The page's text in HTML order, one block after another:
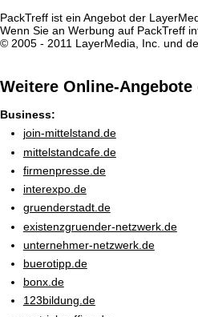
PackTreff ist ein Angebot der
Wenn Sie an Werbung auf PackTreff
© 2005 - 2011 LayerMedia, Inc. und
Weitere Online-
Business:
join-mittelstand.de
mittelstandcafe.de
firmenpresse.de
interexpo.de
gruenderstadt.de
existenzgruender-netzwerk.de
unternehmer-netzwerk.de
buerotipp.de
bonx.de
123bildung.de